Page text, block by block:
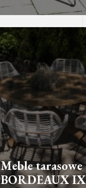
Meble tarasowe
BORDEAUX IX